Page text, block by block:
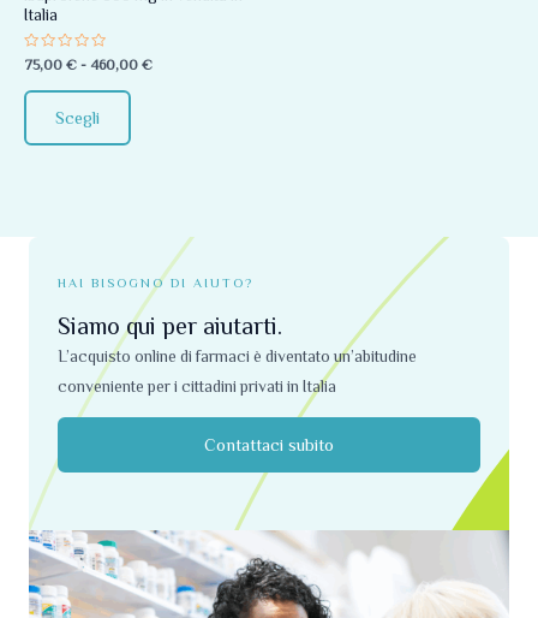
Italia
Valutato
0
su
5
75,00 € - 460,00 €
Scegli
scelte
del
HAI BISOGNO DI AIUTO?
Siamo qui per aiutarti.
L’acquisto online di farmaci è diventato un’abitudine
conveniente per i cittadini privati ​​in Italia
Contattaci subito